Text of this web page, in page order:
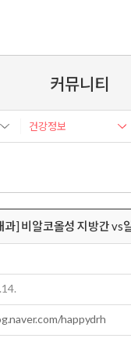
커뮤니티
건강정보
과] 비알코올성 지방간 vs
happydrh